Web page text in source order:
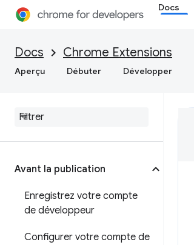
Docs
Docs Chrome Extensions
Aperçu Débuter Développer
Avant la publication
Enregistrez votre compte
de développeur
Configurer votre compte de